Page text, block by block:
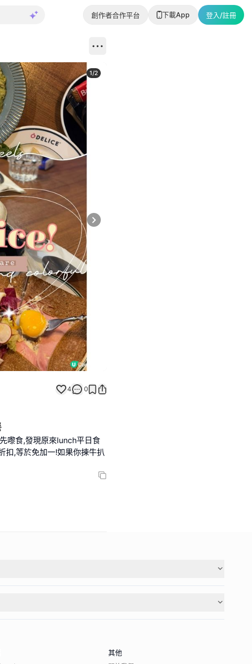
創作者合作平台 下載App 登入/註冊
Next slide
1/2
4 0
嚟食,發現原來lunch平日食
扣,等於免加一!如果你揀牛扒
其他